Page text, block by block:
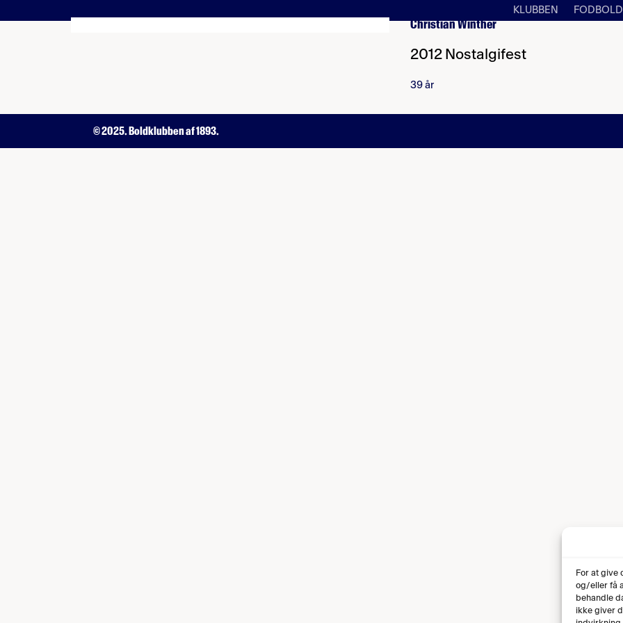
For at give
og/eller få
behandle
ikke giver
KLUBBEN
Christian Winther
2012 Nostalgifest
39 år
© 2025. Boldklubben af 1893.